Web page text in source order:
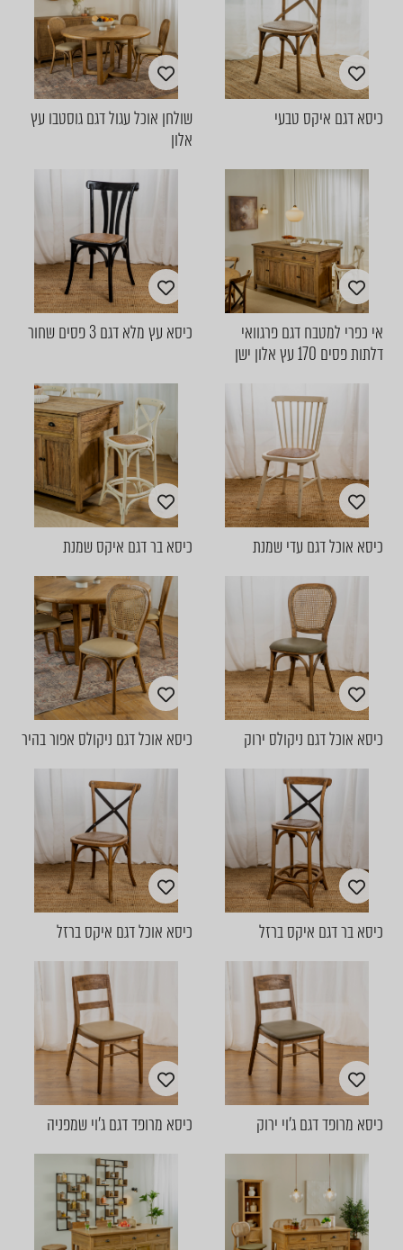
כיסא דגם איקס טבעי
שולחן אוכל עגול דגם גוסטבו עץ
אלון
אי כפרי למטבח דגם פרגוואי
דלתות פסים 170 עץ אלון ישן
כיסא עץ מלא דגם 3 פסים שחור
כיסא אוכל דגם עדי שמנת כיסא בר דגם איקס שמנת
כיסא אוכל דגם ניקולס ירוק כיסא אוכל דגם ניקולס אפור בהיר
כיסא בר דגם איקס ברזל כיסא אוכל דגם איקס ברזל
כיסא מרופד דגם ג'וי ירוק כיסא מרופד דגם ג'וי שמפניה